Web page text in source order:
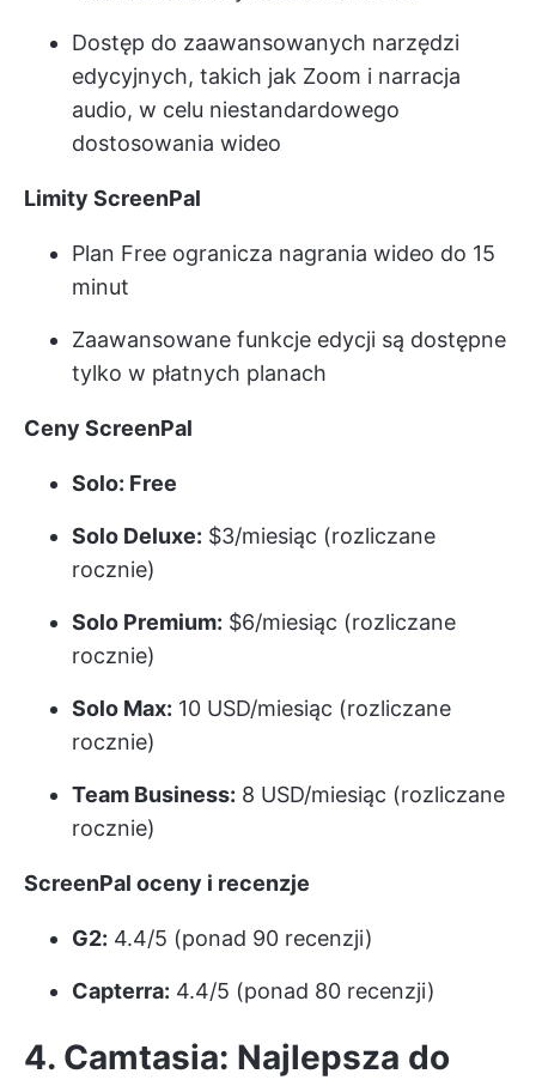
Dostęp do zaawansowanych narzędzi
edycyjnych, takich jak Zoom i narracja
audio, w celu niestandardowego
dostosowania wideo
Limity ScreenPal
Plan Free ogranicza nagrania wideo do 15
minut
Zaawansowane funkcje edycji są dostępne
tylko w płatnych planach
Ceny ScreenPal
Solo: Free
Solo Deluxe: $3/miesiąc (rozliczane
rocznie)
Solo Premium: $6/miesiąc (rozliczane
rocznie)
Solo Max: 10 USD/miesiąc (rozliczane
rocznie)
Team Business: 8 USD/miesiąc (rozliczane
rocznie)
ScreenPal oceny i recenzje
G2: 4.4/5 (ponad 90 recenzji)
Capterra: 4.4/5 (ponad 80 recenzji)
4. Camtasia: Najlepsza do